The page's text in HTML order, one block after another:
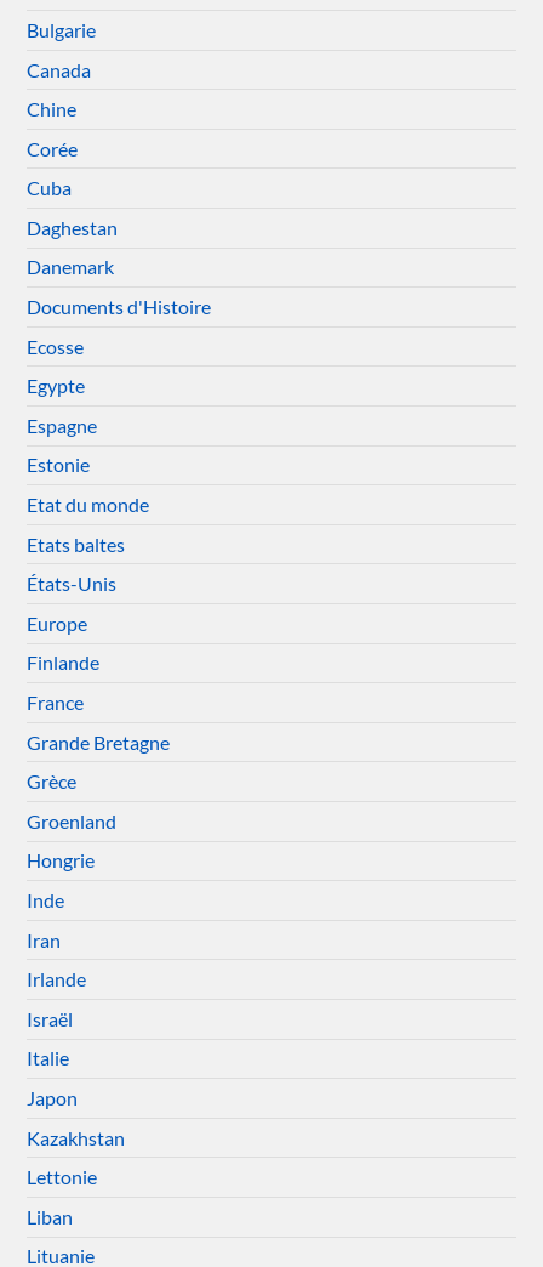
Bulgarie
Canada
Chine
Corée
Cuba
Daghestan
Danemark
Documents d'Histoire
Ecosse
Egypte
Espagne
Estonie
Etat du monde
Etats baltes
États-Unis
Europe
Finlande
France
Grande Bretagne
Grèce
Groenland
Hongrie
Inde
Iran
Irlande
Israël
Italie
Japon
Kazakhstan
Lettonie
Liban
Lituanie